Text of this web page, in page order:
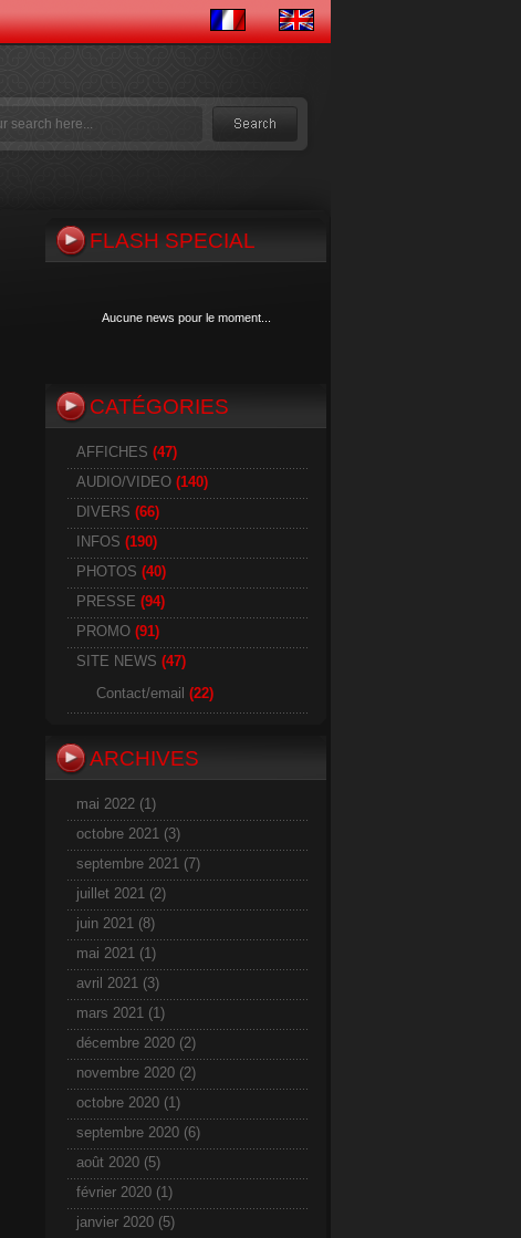
FLASH SPECIAL
Aucune news pour le moment...
Aucune news pour le moment...
CATÉGORIES
AFFICHES (47)
AUDIO/VIDEO (140)
DIVERS (66)
INFOS (190)
PHOTOS (40)
PRESSE (94)
PROMO (91)
SITE NEWS (47)
Contact/email (22)
ARCHIVES
mai 2022 (1)
octobre 2021 (3)
septembre 2021 (7)
juillet 2021 (2)
juin 2021 (8)
mai 2021 (1)
avril 2021 (3)
mars 2021 (1)
décembre 2020 (2)
novembre 2020 (2)
octobre 2020 (1)
septembre 2020 (6)
août 2020 (5)
février 2020 (1)
janvier 2020 (5)